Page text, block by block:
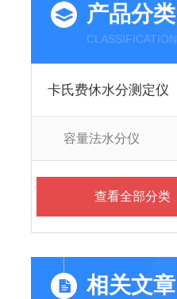
产品分类
CLASSIFICATION
卡氏费休水分测定仪
容量法水分仪
查看全部分类
相关文章